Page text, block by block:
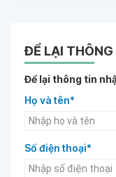
ĐỂ LẠI
Để lại thông tin
Họ và tên*
Số điện thoại*